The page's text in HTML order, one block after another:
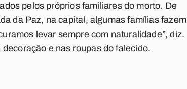
pelos próprios familiares do morto. De
da Paz, na capital, algumas famílias fazem
levar sempre com naturalidade”, diz.
e nas roupas do falecido.